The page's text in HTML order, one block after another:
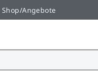
Shop/Angebote